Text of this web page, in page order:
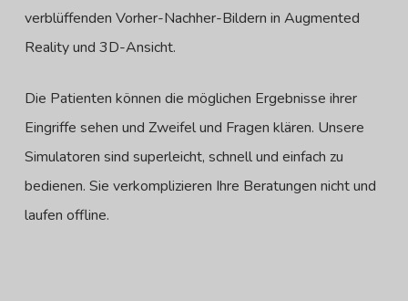
verblüffenden Vorher-Nachher-Bildern in Augmented
Reality und 3D-Ansicht.
Die Patienten können die möglichen Ergebnisse ihrer
Eingriffe sehen und Zweifel und Fragen klären. Unsere
Simulatoren sind superleicht, schnell und einfach zu
bedienen. Sie verkomplizieren Ihre Beratungen nicht und
laufen offline.